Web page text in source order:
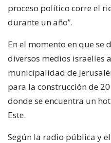
proceso político corre el
durante un año”.
En el momento en que se
diversos medios israelíes
municipalidad de
para la construcción de
donde se encuentra un
Este.
Según la radio pública y